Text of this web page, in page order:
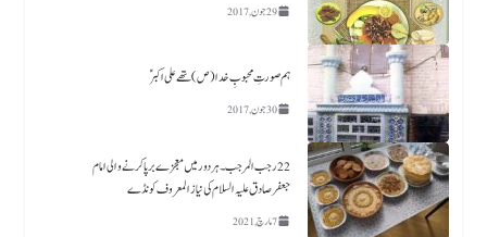
دفاعی معاہدے میں تمام مسلم ممالک کو شامل کیا جائے، ترکیہ کی
7 اگست, 2026
29 جون, 2017
ہم صورتِ محبوبِ خدا(ص) تھے علی اکبر ​ؑ
30 جون, 2017
22رجب المرجب ۔ ہردور میں معجزے برپا کرنے والی امام
جعفرصادق علیہ السلام کی نیاز المعروف کونڈے
7 مارچ, 2021